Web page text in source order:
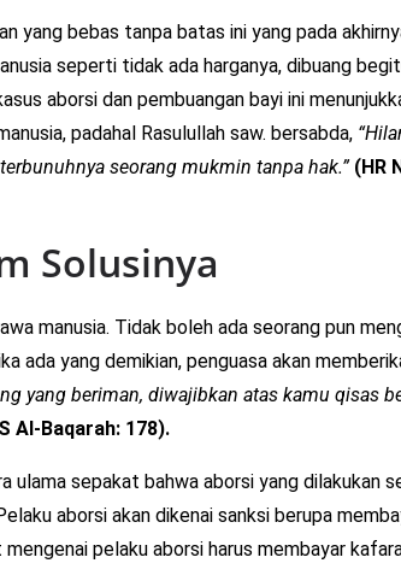
yang bebas tanpa batas ini yang pada
seperti tidak ada harganya, dibuang
aborsi dan pembuangan bayi ini
padahal Rasulullah saw. bersabda,
seorang mukmin tanpa hak.” (HR
Solusinya
manusia. Tidak boleh ada seorang pun
ada yang demikian, penguasa akan
yang beriman, diwajibkan atas kamu qisas
Al-Baqarah: 178).
ulama sepakat bahwa aborsi yang dilakukan
aborsi akan dikenai sanksi berupa
pelaku aborsi harus membayar